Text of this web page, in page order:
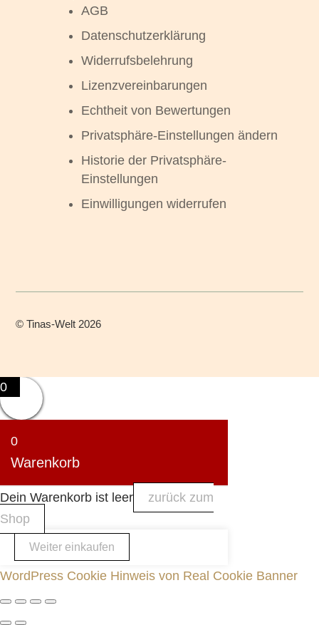
AGB
Datenschutzerklärung
Widerrufsbelehrung
Lizenzvereinbarungen
Echtheit von Bewertungen
Privatsphäre-Einstellungen ändern
Historie der Privatsphäre-
Einstellungen
Einwilligungen widerrufen
©Tinas-Welt 2026
0
0
Warenkorb
Dein Warenkorb ist leer
zurück zum
Shop
Weiter einkaufen
WordPress Cookie Hinweis von Real Cookie Banner